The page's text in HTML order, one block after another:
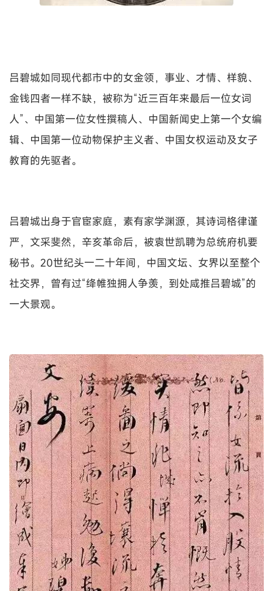
吕碧城如同现代都市中的女金领，事业、才情、样貌、
金钱四者一样不缺，被称为“近三百年来最后一位女词
人”、中国第一位女性撰稿人、中国新闻史上第一个女编
辑、中国第一位动物保护主义者、中国女权运动及女子
教育的先驱者。
吕碧城出身于官宦家庭，素有家学渊源，其诗词格律谨
严，文采斐然，辛亥革命后，被袁世凯聘为总统府机要
秘书。20世纪头一二十年间，中国文坛、女界以至整个
社交界，曾有过“绛帷独拥人争羡，到处咸推吕碧城”的
一大景观。